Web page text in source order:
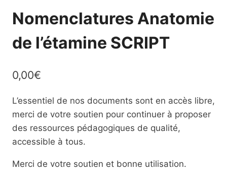
Nomenclatures Anatomie
de l’étamine SCRIPT
0,00€
L’essentiel de nos documents sont en accès libre,
merci de votre soutien pour continuer à proposer
des ressources pédagogiques de qualité,
accessible à tous.
Merci de votre soutien et bonne utilisation.